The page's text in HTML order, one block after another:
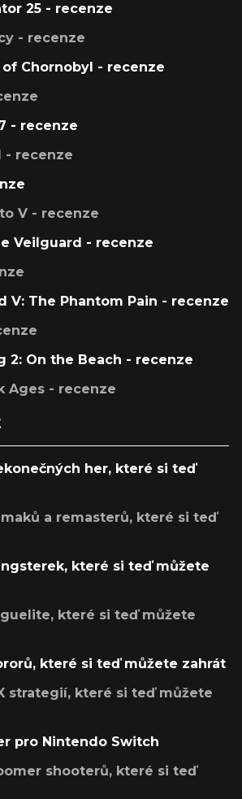
25 - recenze
- recenze
of Chornobyl - recenze
- recenze
- recenze
V - recenze
Veilguard - recenze
V: The Phantom Pain - recenze
2: On the Beach - recenze
Ages - recenze
her, které si teď
a remasterů, které si teď
které si teď můžete
které si teď můžete
které si teď můžete zahrát
strategií, které si teď můžete
pro Nintendo Switch
shooterů, které si teď